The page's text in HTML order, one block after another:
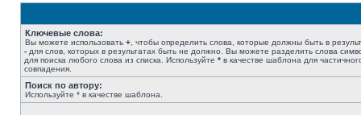
Ключевые слова:
Вы можете использовать + , чтобы определить слова, которые должны быть в
- для слов, которых в результатах быть не должно. Вы можете разделить слова
для поиска любого слова из списка. Используйте * в качестве шаблона для
совпадения.
Поиск по автору:
Используйте * в качестве шаблона.